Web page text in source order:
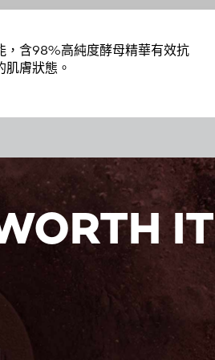
，含98%高純度酵母精華有效抗
膚狀態。
IT